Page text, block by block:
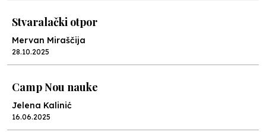
Stvaralački otpor
Mervan Miraščija
28.10.2025
Camp Nou nauke
Jelena Kalinić
16.06.2025